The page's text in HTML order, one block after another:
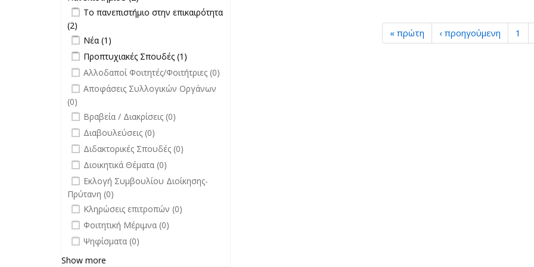
« πρώτη ‹ προηγούμενη 1
Εκδόσεις
Πανεπιστημίου filter
Apply Το πανεπιστήμιο στην
επικαιρότητα filter
Το πανεπιστήμιο στην επικαιρότητα
(2)
επικαιρότητα filter
Apply Νέα filter
Νέα (1)
Apply Προπτυχιακές Σπουδές filter
Προπτυχιακές Σπουδές (1)
Σπουδές filter
undefined
Αλλοδαποί Φοιτητές/Φοιτήτριες (0)
undefined
Αποφάσεις Συλλογικών Οργάνων
(0)
undefined
Βραβεία / Διακρίσεις (0)
undefined
Διαβουλεύσεις (0)
undefined
Διδακτορικές Σπουδές (0)
undefined
Διοικητικά Θέματα (0)
undefined
Εκλογή Συμβουλίου Διοίκησης-
Πρύτανη (0)
undefined
Κληρώσεις επιτροπών (0)
undefined
Φοιτητική Μέριμνα (0)
undefined
Ψηφίσματα (0)
Show more